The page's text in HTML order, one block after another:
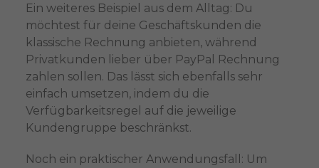
Ein weiteres Beispiel aus dem Alltag: Du
möchtest für deine Geschäftskunden die
klassische Rechnung anbieten, während
Privatkunden lieber über PayPal Rechnung
zahlen sollen. Das lässt sich ebenfalls sehr
einfach umsetzen, indem du die
Verfügbarkeitsregel auf die jeweilige
Kundengruppe beschränkst.
Noch ein praktischer Anwendungsfall: Um